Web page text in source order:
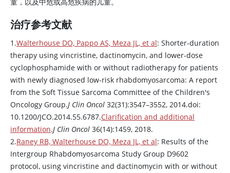
治疗参考文献
1.Walterhouse DO, Pappo AS, Meza JL, et al: Shorter-duration
therapy using vincristine, dactinomycin, and lower-dose
cyclophosphamide with or without radiotherapy for patients
with newly diagnosed low-risk rhabdomyosarcoma: A report
from the Soft Tissue Sarcoma Committee of the Children's
Oncology Group.J Clin Oncol 32(31):3547–3552, 2014.doi:
10.1200/JCO.2014.55.6787.Clarification and additional
information.J Clin Oncol 36(14):1459, 2018.
2.Raney RB, Walterhouse DO, Meza JL, et al: Results of the
Intergroup Rhabdomyosarcoma Study Group D9602
protocol, using vincristine and dactinomycin with or without